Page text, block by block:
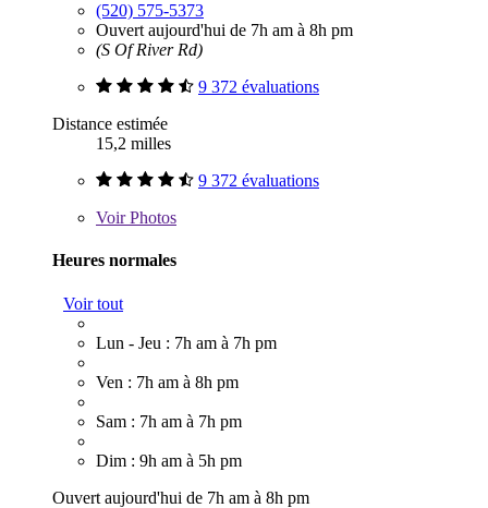
(520) 575-5373
Ouvert aujourd'hui de 7h am à 8h pm
(S Of River Rd)
9 372 évaluations
Distance estimée
15,2 milles
9 372 évaluations
VoirPhotos
Heures normales
Voir tout
Lun - Jeu : 7h am à 7h pm
Ven : 7h am à 8h pm
Sam : 7h am à 7h pm
Dim : 9h am à 5h pm
Ouvert aujourd'hui de 7h am à 8h pm